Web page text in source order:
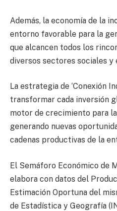
Además, la economía de la
entorno favorable para la
que alcancen todos los
diversos sectores sociales y
La estrategia de ‘Conexión
transformar cada inversión
motor de crecimiento para
generando nuevas
cadenas productivas de la
El Semáforo Económico de
elabora con datos del
Estimación Oportuna del
de Estadística y Geografía